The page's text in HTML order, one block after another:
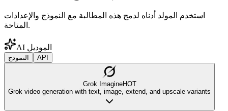
استخدم المولد أدناه لدمج هذه المطالبة مع النموذج والإعدادات
المتاحة.
AI الموديل
النموذج API
Grok ImagineHOT
Grok video generation with text, image, extend, and upscale variants